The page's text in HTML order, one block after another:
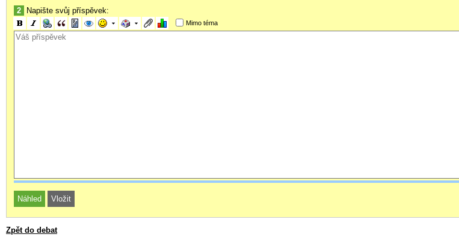
2 Napište svůj příspěvek:
Mimo téma
Zpět do debat